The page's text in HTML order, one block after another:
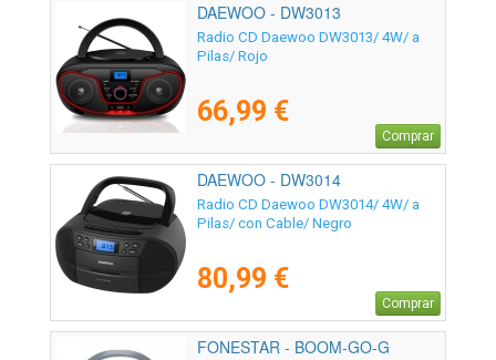
DAEWOO - DW3013
Radio CD Daewoo DW3013/ 4W/ a
Pilas/ Rojo
66,99 €
Comprar
DAEWOO - DW3014
Radio CD Daewoo DW3014/ 4W/ a
Pilas/ con Cable/ Negro
80,99 €
Comprar
FONESTAR - BOOM-GO-G